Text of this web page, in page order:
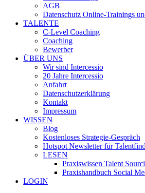
AGB
Datenschutz Online-Trainings
TALENTE
C-Level Coaching
Coaching
Bewerber
ÜBER UNS
Wir sind Intercessio
20 Jahre Intercessio
Anfahrt
Datenschutzerklärung
Kontakt
Impressum
WISSEN
Blog
Kostenloses Strategie-Gespräch
Hotspot Newsletter für
LESEN
Praxiswissen Talent
Praxishandbuch Social
LOGIN